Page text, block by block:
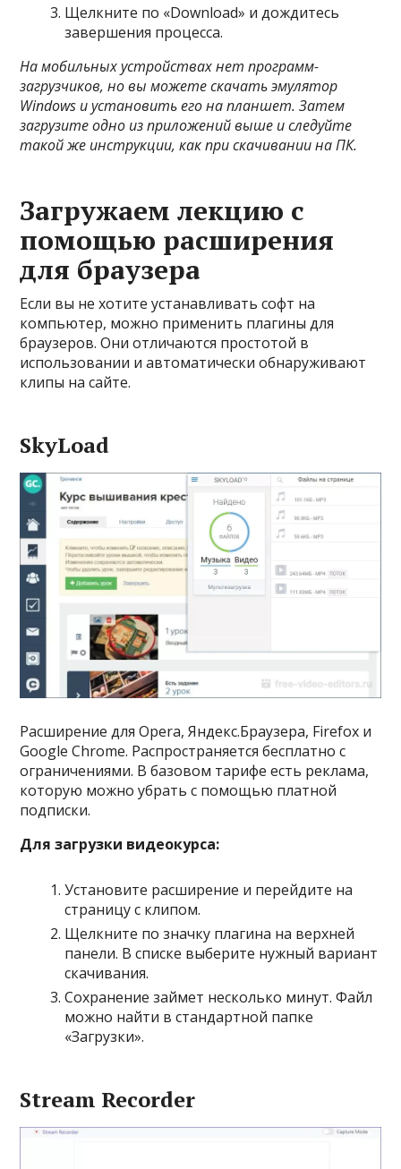
Щелкните по «Download» и дождитесь
завершения процесса.
На мобильных устройствах нет программ-
загрузчиков, но вы можете скачать эмулятор
Windows и установить его на планшет. Затем
загрузите одно из приложений выше и следуйте
такой же инструкции, как при скачивании на ПК.
Загружаем лекцию с
помощью расширения
для браузера
Если вы не хотите устанавливать софт на
компьютер, можно применить плагины для
браузеров. Они отличаются простотой в
использовании и автоматически обнаруживают
клипы на сайте.
SkyLoad
Расширение для Opera, Яндекс.Браузера, Firefox и
Google Chrome. Распространяется бесплатно с
ограничениями. В базовом тарифе есть реклама,
которую можно убрать с помощью платной
подписки.
Для загрузки видеокурса:
Установите расширение и перейдите на
страницу с клипом.
Щелкните по значку плагина на верхней
панели. В списке выберите нужный вариант
скачивания.
Сохранение займет несколько минут. Файл
можно найти в стандартной папке
«Загрузки».
Stream Recorder